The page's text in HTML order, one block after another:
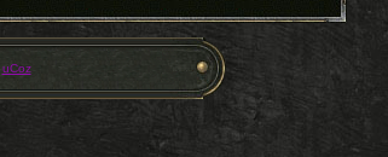
uCoz